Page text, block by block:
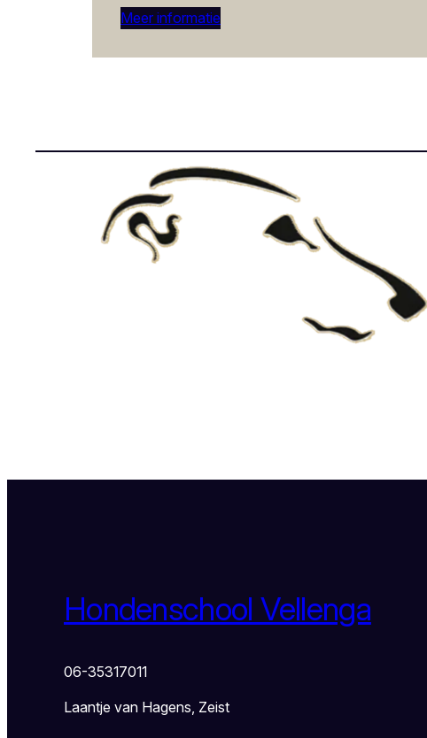
Meer informatie
Hondenschool Vellenga
06-35317011
Laantje van Hagens, Zeist